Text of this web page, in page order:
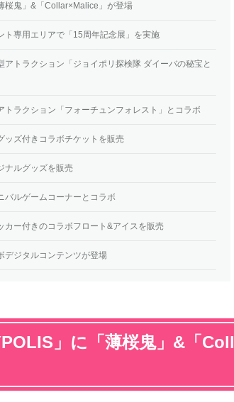
桜鬼」&「Collar×Malice」が登場
ト専用エリアで「15周年記念展」を実施
アトラクション「ジョイポリ探検隊 ダイーバの秘宝と
トラクション「フォーチュンフォレスト」とコラボ
ッズ付きコラボチケットを販売
ナルグッズを販売
バルゲームコーナーとコラボ
カー付きのコラボフロート&アイスを販売
デジタルコンテンツが登場
」に「薄桜鬼」&「 Coll